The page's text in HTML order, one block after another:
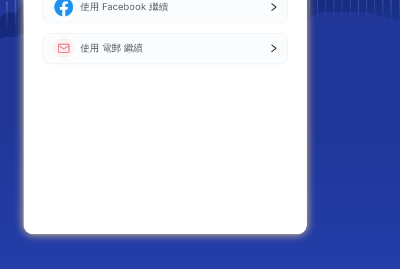
使用 Facebook 繼續
使用 電郵 繼續